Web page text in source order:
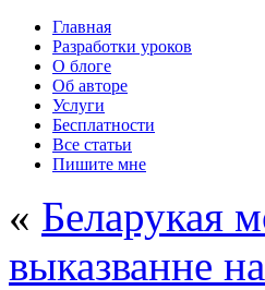
Главная
Разработки уроков
О блоге
Об авторе
Услуги
Бесплатности
Все статьи
Пишите мне
« Беларукая
выказванне